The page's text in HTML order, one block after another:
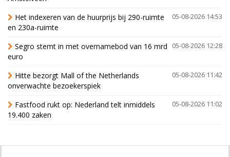
05-08-2026 14:53
Het indexeren van de huurprijs bij 290-ruimte
en 230a-ruimte
05-08-2026 12:28
Segro stemt in met overnamebod van 16 mrd
euro
05-08-2026 11:42
Hitte bezorgt Mall of the Netherlands
onverwachte bezoekerspiek
05-08-2026 11:02
Fastfood rukt op: Nederland telt inmiddels
19.400 zaken